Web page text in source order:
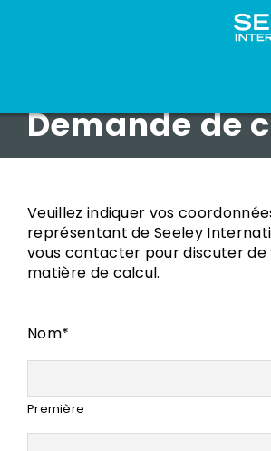
Demande de
Veuillez indiquer vos
représentant de Seeley
vous contacter pour discuter de
matière de calcul.
Nom*
Première